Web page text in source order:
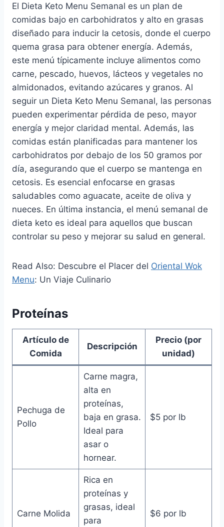
El Dieta Keto Menu Semanal es un plan de
comidas bajo en carbohidratos y alto en grasas
diseñado para inducir la cetosis, donde el cuerpo
quema grasa para obtener energía. Además,
este menú típicamente incluye alimentos como
carne, pescado, huevos, lácteos y vegetales no
almidonados, evitando azúcares y granos. Al
seguir un Dieta Keto Menu Semanal, las personas
pueden experimentar pérdida de peso, mayor
energía y mejor claridad mental. Además, las
comidas están planificadas para mantener los
carbohidratos por debajo de los 50 gramos por
día, asegurando que el cuerpo se mantenga en
cetosis. Es esencial enfocarse en grasas
saludables como aguacate, aceite de oliva y
nueces. En última instancia, el menú semanal de
dieta keto es ideal para aquellos que buscan
controlar su peso y mejorar su salud en general.
Read Also: Descubre el Placer del Oriental Wok
Menu: Un Viaje Culinario
Proteínas
Artículo de
Comida
Descripción
Precio (por
unidad)
Pechuga de
Pollo
Carne magra,
alta en
proteínas,
baja en grasa.
Ideal para
asar o
hornear.
$5 por lb
Carne Molida
Rica en
proteínas y
grasas, ideal
para
$6 por lb